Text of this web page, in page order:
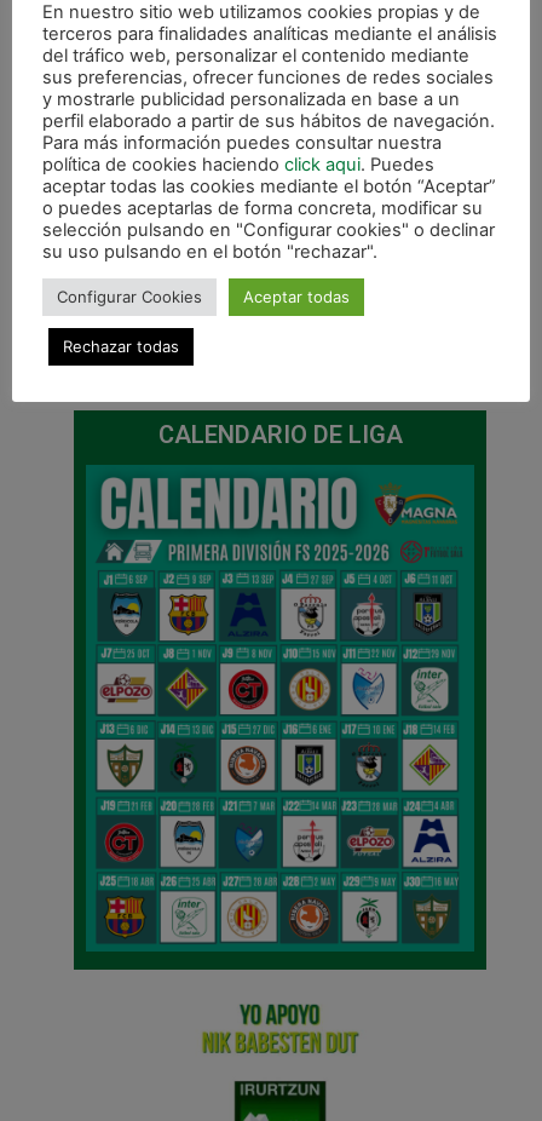
ANTERIOR
CALENDARIO DE LIGA
En nuestro sitio web utilizamos cookies propias y de
terceros para finalidades analíticas mediante el análisis
del tráfico web, personalizar el contenido mediante
sus preferencias, ofrecer funciones de redes sociales
y mostrarle publicidad personalizada en base a un
perfil elaborado a partir de sus hábitos de navegación.
Para más información puedes consultar nuestra
política de cookies haciendo click aqui. Puedes
aceptar todas las cookies mediante el botón “Aceptar”
o puedes aceptarlas de forma concreta, modificar su
selección pulsando en "Configurar cookies" o declinar
su uso pulsando en el botón "rechazar".
Configurar Cookies Aceptar todas
Rechazar todas